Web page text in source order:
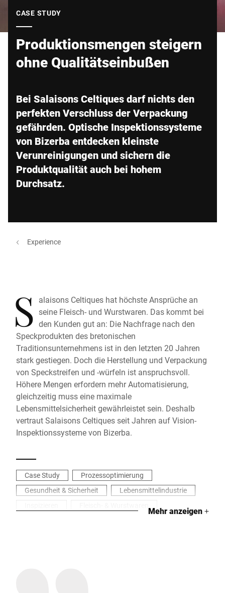
CASE STUDY
Produktionsmengen steigern
ohne Qualitätseinbußen
Bei Salaisons Celtiques darf nichts den
perfekten Verschluss der Verpackung
gefährden. Optische Inspektionssysteme
von Bizerba entdecken kleinste
Verunreinigungen und sichern die
Produktqualität auch bei hohem
Durchsatz.
Experience
S alaisons Celtiques hat höchste Ansprüche an
seine Fleisch- und Wurstwaren. Das kommt bei
den Kunden gut an: Die Nachfrage nach den
Speckprodukten des bretonischen
Traditionsunternehmens ist in den letzten 20 Jahren
stark gestiegen. Doch die Herstellung und Verpackung
von Speckstreifen und -würfeln ist anspruchsvoll.
Höhere Mengen erfordern mehr Automatisierung,
gleichzeitig muss eine maximale
Lebensmittelsicherheit gewährleistet sein. Deshalb
vertraut Salaisons Celtiques seit Jahren auf Vision-
Inspektionssysteme von Bizerba.
Case Study
Prozessoptimierung
Gesundheit & Sicherheit
Lebensmittelindustrie
Mehr anzeigen+